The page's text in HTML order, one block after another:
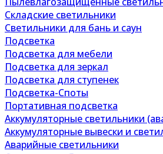
Складские светильники
Светильники для бань и саун
Подсветка
Подсветка для мебели
Подсветка для зеркал
Подсветка для ступенек
Подсветка-Споты
Портативная подсветка
Аккумуляторные светильники
Аккумуляторные вывески и
Аварийные светильники